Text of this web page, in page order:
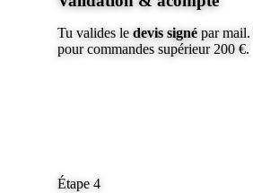
Tu valides le devis signé par mail.
pour commandes supérieur 200 €.
Étape 4